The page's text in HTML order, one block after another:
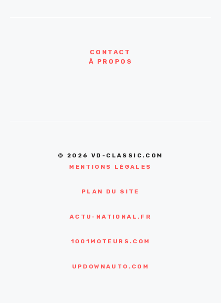
CONTACT
À PROPOS
© 2026 VD-CLASSIC.COM
MENTIONS LÉGALES
PLAN DU SITE
ACTU-NATIONAL.FR
1001MOTEURS.COM
UPDOWNAUTO.COM